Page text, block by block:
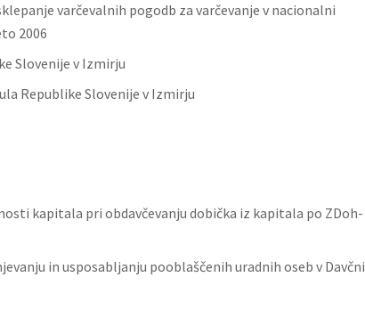
varčevalnih pogodb za varčevanje v nacionalni
2006
Slovenije v Izmirju
Republike Slovenije v Izmirju
kapitala pri obdavčevanju dobička iz kapitala po ZDoh-
in usposabljanju pooblaščenih uradnih oseb v Davčni